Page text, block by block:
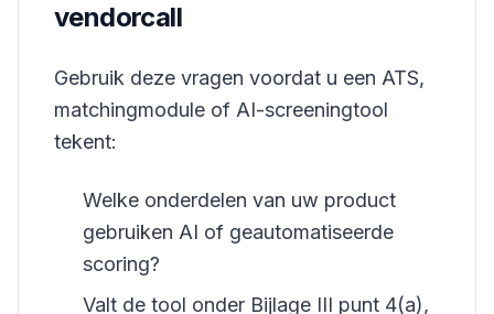
vendorcall
Gebruik deze vragen voordat u een ATS,
matchingmodule of AI-screeningtool
tekent:
Welke onderdelen van uw product
gebruiken AI of geautomatiseerde
scoring?
Valt de tool onder Bijlage III punt 4(a),